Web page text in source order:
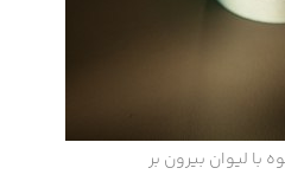
با لیوان بیرون بر